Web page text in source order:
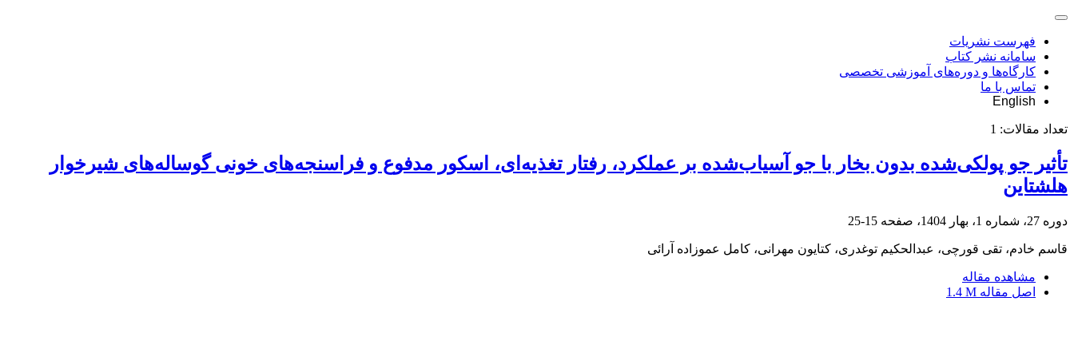
فهرست نشریات
سامانه نشر کتاب
کارگاه‌ها و دوره‌های آموزشی تخصصی
تماس با ما
English
تعداد مقالات: 1
تأثیر جو پولکی‌شده بدون بخار با جو آسیاب‌شده بر عملکرد، رفتار تغذیه‌ای، اسکور مدفوع و فراسنجه‌های خونی گوساله‌های شیرخوار
هلشتاین
دوره 27، شماره 1، بهار 1404، صفحه 15-25
قاسم خادم، تقی قورچی، عبدالحکیم توغدری، کتایون مهرانی، کامل عموزاده آرائی
مشاهده مقاله
اصل مقاله 1.4 M